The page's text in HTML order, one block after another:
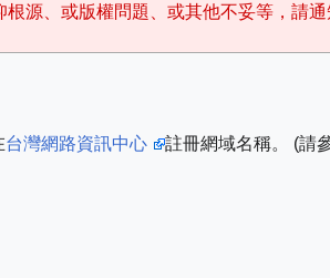
源、或版權問題、或其他不妥等，請通
台灣網路資訊中心 註冊網域名稱。 (請